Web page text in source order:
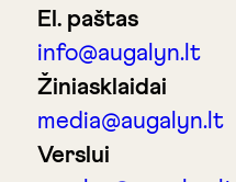
El. paštas
info@augalyn.lt
Žiniasklaidai
media@augalyn.lt
Verslui